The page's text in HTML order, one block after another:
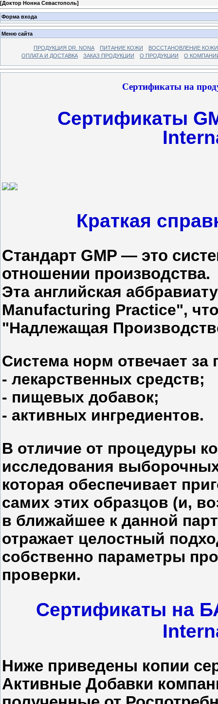
[Доктор Нонна Севастополь]
Форма входа
Меню сайта
ПРОДУКЦИЯ DR. NONA ПИТАНИЕ КОЖИ
ВОССТАНОВЛЕНИЕ КОЖИ
ОПЛАТА И ДОСТАВКА
ЗАКАЗ ПРОДУКЦИИ О ПРОДУКЦИИ О
Сертификаты на
Сертификаты
Краткая
Стандарт GMP — это
отношении производства.
Эта английская
Manufacturing Practice",
"Надлежащая
Система норм отвечает за
- лекарственных средств;
- пищевых добавок;
- активных ингредиентов.
В отличие от процедуры
исследования
которая обеспечивает
самих этих образцов (и,
в ближайшее к данной
отражает целостный
собственно параметры
проверки.
Сертификаты на
Ниже приведены копии
Активные Добавки